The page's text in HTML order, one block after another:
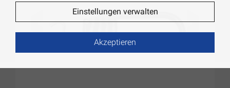
Einstellungen verwalten
Akzeptieren